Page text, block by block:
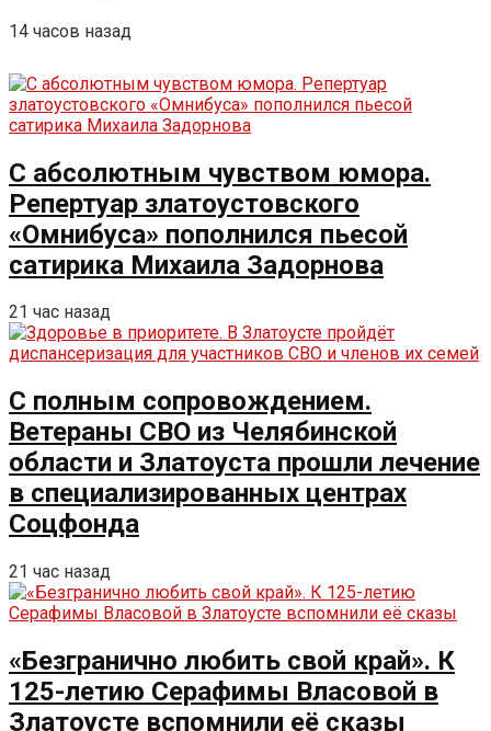
14 часов назад
С абсолютным чувством юмора.
Репертуар златоустовского
«Омнибуса» пополнился пьесой
сатирика Михаила Задорнова
21 час назад
С полным сопровождением.
Ветераны СВО из Челябинской
области и Златоуста прошли лечение
в специализированных центрах
Соцфонда
21 час назад
«Безгранично любить свой край». К
125-летию Серафимы Власовой в
Златоусте вспомнили её сказы